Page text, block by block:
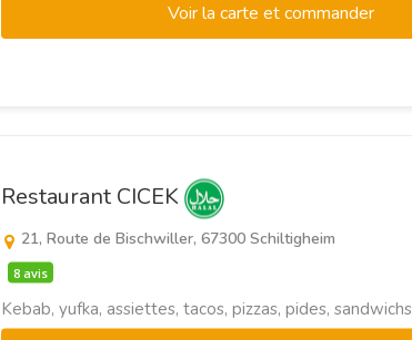
Voir la carte et commander
Restaurant CICEK
21, Route de Bischwiller, 67300 Schiltigheim
8 avis
Kebab, yufka, assiettes, tacos, pizzas, pides, sandwichs